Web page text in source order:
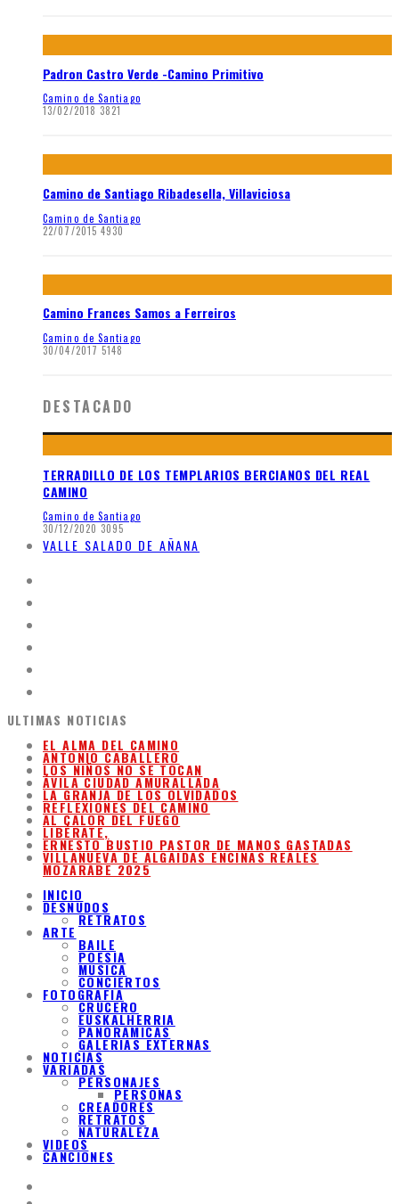
Padron Castro Verde -Camino Primitivo
Camino de Santiago
13/02/2018 3821
Camino de Santiago Ribadesella, Villaviciosa
Camino de Santiago
22/07/2015 4930
Camino Frances Samos a Ferreiros
Camino de Santiago
30/04/2017 5148
DESTACADO
TERRADILLO DE LOS TEMPLARIOS BERCIANOS DEL REAL
CAMINO
Camino de Santiago
30/12/2020 3095
VALLE SALADO DE AÑANA
ULTIMAS NOTICIAS
EL ALMA DEL CAMINO
ANTONIO CABALLERO
LOS NIÑOS NO SE TOCAN
ÁVILA CIUDAD AMURALLADA
LA GRANJA DE LOS OLVIDADOS
REFLEXIONES DEL CAMINO
AL CALOR DEL FUEGO
LIBÉRATE,
ERNESTO BUSTIO PASTOR DE MANOS GASTADAS
VILLANUEVA DE ALGAIDAS ENCINAS REALES
MOZARABE 2025
INICIO
DESNUDOS
RETRATOS
ARTE
BAILE
POESIA
MUSICA
CONCIERTOS
FOTOGRAFIA
CRUCERO
EUSKALHERRIA
PANORAMICAS
GALERIAS EXTERNAS
NOTICIAS
VARIADAS
PERSONAJES
PERSONAS
CREADORES
RETRATOS
NATURALEZA
VIDEOS
CANCIONES